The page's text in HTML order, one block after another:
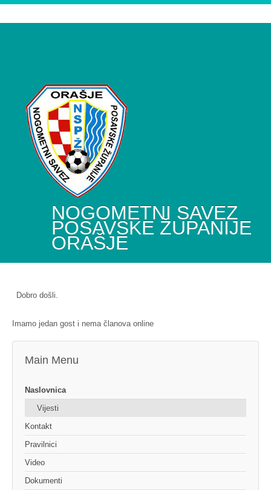
NOGOMETNI SAVEZ
POSAVSKE ŽUPANIJE
ORAŠJE
Dobro došli.
Imamo jedan gost i nema članova online
Main Menu
Naslovnica
Vijesti
Kontakt
Pravilnici
Video
Dokumenti